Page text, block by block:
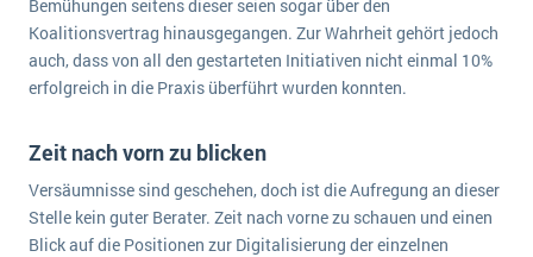
Textil und Mode
Vermietung
Versorgung
Digitale Arbeitsaufträge in Ihrem ERP- oder FSM-System: clever und effizient
MEHR ÜBER ERP-SOFTWARE
ERP News
Bemühungen seitens dieser seien sogar über den
Koalitionsvertrag hinausgegangen. Zur Wahrheit gehört jedoch
auch, dass von all den gestarteten Initiativen nicht einmal 10%
erfolgreich in die Praxis überführt wurden konnten.
Zeit nach vorn zu blicken
Versäumnisse sind geschehen, doch ist die Aufregung an dieser
Stelle kein guter Berater. Zeit nach vorne zu schauen und einen
Blick auf die Positionen zur Digitalisierung der einzelnen